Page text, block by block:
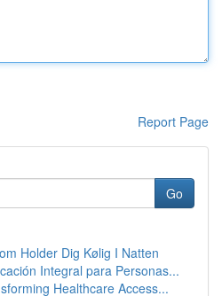
Report Page
Go
Holder Dig Kølig I Natten
Integral para Personas...
Healthcare Access...